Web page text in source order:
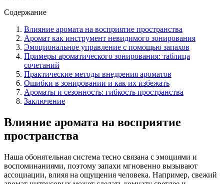
Содержание
Влияние аромата на восприятие пространства
Аромат как инструмент невидимого зонирования
Эмоциональное управление с помощью запахов
Примеры ароматического зонирования: таблица
сочетаний
Практические методы внедрения ароматов
Ошибки в зонировании и как их избежать
Ароматы и сезонность: гибкость пространства
Заключение
Влияние аромата на восприятие
пространства
Наша обонятельная система тесно связана с эмоциями и
воспоминаниями, поэтому запахи мгновенно вызывают
ассоциации, влияя на ощущения человека. Например, свежий